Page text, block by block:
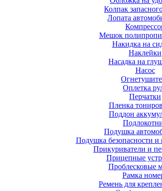
Колпак
Лопата
Мешок
Накидка на
Наклейки
Насадка на
Насос
Оплетка
Перчатки
Пленка
Поддон
Подушка
Подушка безопасности и
Прикуриватели и
Прицепные
Проблесковые
Рамка
Ремень для